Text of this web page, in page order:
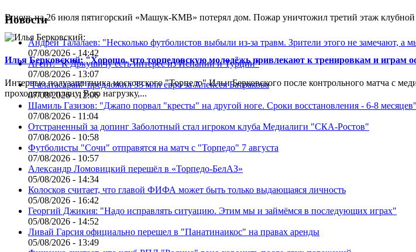
В ночь на 26 июля пятигорский «Машук-КМВ» потерял дом. Пожар уничтожил третий этаж
Илья Берковский: "Хорошо, что торпедовскую молодёжь привлекают к тренировкам и играм
Интервью полузащитника московского "Торпедо" Ильи Берковского после контрольного матча
проходят по плану. Всю нагрузку,...
Новости
Андрей Талалаев: "Несколько футболистов выбыли из-за травм. Зрители этого не замечают, а
07/08/2026 - 14:42
Агент: "К Дркушичу есть интерес из Испании и Турции"
07/08/2026 - 13:07
"Галатасарай" предложил 33 млн евро за Алексея Батракова
07/08/2026 - 12:06
Шамиль Газизов: "Джапо порвал "кресты" на другой ноге. Сроки восстановления - 6-8 месяцев"
07/08/2026 - 11:04
Отстраненный за допинг Заболотный стал игроком клуба Медиалиги "СКА-Ростов"
07/08/2026 - 10:58
Футболисты "Сочи" отправятся на матч с "Торпедо" 7 августа
07/08/2026 - 10:57
Александр Ломовицкий перешёл в «Торпедо-БелАЗ»
05/08/2026 - 14:34
Колосков считает, что главой ФИФА может быть только выдающаяся личность
05/08/2026 - 16:42
Георгий Джикия: "Надо исправлять ситуацию. Этим мы и займёмся в последующих играх"
05/08/2026 - 14:52
Ливай Гарсия официально перешел в "Панатинаикос" на правах аренды
05/08/2026 - 13:49